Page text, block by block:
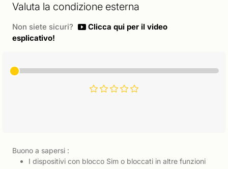
Valuta la condizione esterna
Non siete sicuri?
Clicca qui per il video
esplicativo!
Buono a sapersi :
I dispositivi con blocco Sim o bloccati in altre funzioni